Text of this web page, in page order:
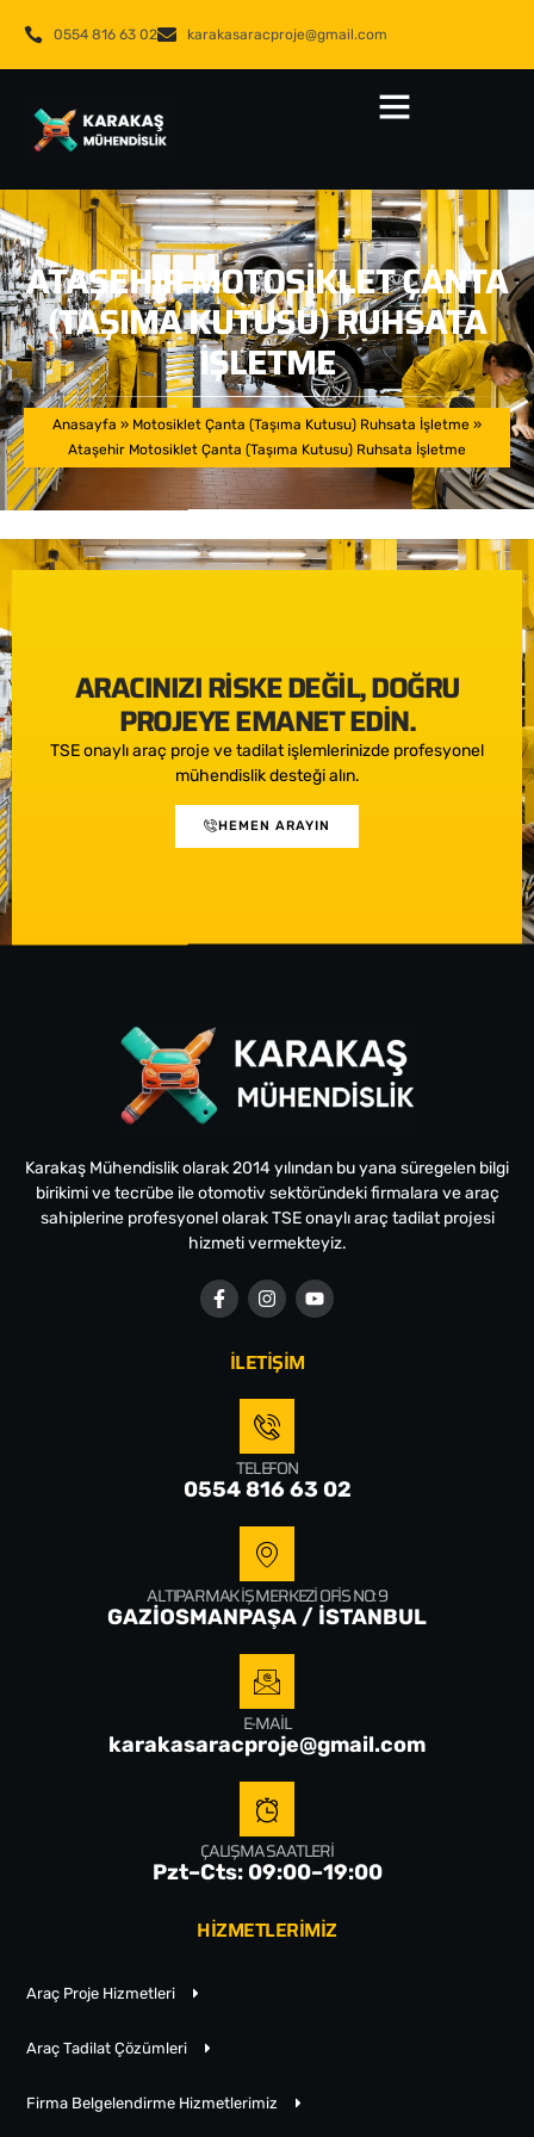
0554 816 63 02 karakasaracproje@gmail.com
ATAŞEHIR MOTOSIKLET ÇANTA
(TAŞIMA KUTUSU) RUHSATA
İŞLETME
Anasayfa » Motosiklet Çanta (Taşıma Kutusu) Ruhsata İşletme »
Ataşehir Motosiklet Çanta (Taşıma Kutusu) Ruhsata İşletme
ARACINIZI RISKE DEĞIL, DOĞRU
PROJEYE EMANET EDIN.
TSE onaylı araç proje ve tadilat işlemlerinizde profesyonel
mühendislik desteği alın.
HEMEN ARAYIN
Karakaş Mühendislik olarak 2014 yılından bu yana süregelen bilgi
birikimi ve tecrübe ile otomotiv sektöründeki firmalara ve araç
sahiplerine profesyonel olarak TSE onaylı araç tadilat projesi
hizmeti vermekteyiz.
İLETİŞİM
TELEFON
0554 816 63 02
ALTIPARMAK İŞ MERKEZI OFIS NO: 9
GAZİOSMANPAŞA / İSTANBUL
E-MAIL
karakasaracproje@gmail.com
ÇALIŞMA SAATLERI
Pzt–Cts: 09:00–19:00
HİZMETLERİMİZ
Araç Proje Hizmetleri
Araç Tadilat Çözümleri
Firma Belgelendirme Hizmetlerimiz